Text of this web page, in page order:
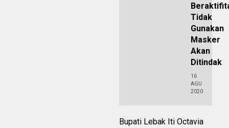
Tidak
Gunakan
Masker
Akan
Ditindak
16
AGU
2020
Bupati Lebak Iti Octavia